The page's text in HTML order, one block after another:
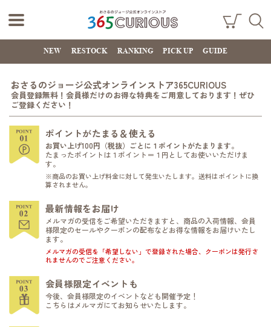
おさるのジョー
ジ公式オンライ
ンストア
365CURIOUS
ング
カー
NEW RESTOCK RANKING PICK UP GUIDE
おさるのジョージ公式オンラインストア365CURIOUS
会員登録無料！会員様だけのお得な特典をご用意しております！ぜひ
ご登録ください！
ポイントがたまる＆使える
お買い上げ100円（税抜）ごとに１ポイントがたまります。
たまったポイントは１ポイント＝１円としてお使いいただけま
す。
※商品のお買い上げ料金に対して発生いたします。送料はポイントに換
算されません。
最新情報をお届け
メルマガの受信をご希望いただきますと、商品の入荷情報、会員
様限定のセールやクーポンの配布などお得な情報をお届けいたし
ます。
メルマガの受信を「希望しない」で登録された場合、クーポンは発行さ
れませんのでご注意ください。
会員様限定イベントも
今後、会員様限定のイベントなども開催予定！
こちらはメルマガにてお知らせいたします。